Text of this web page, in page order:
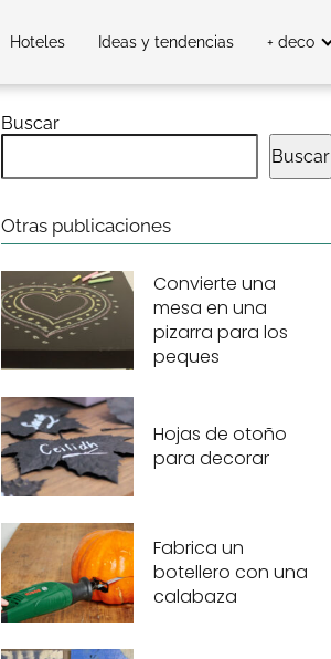
Hoteles Ideas y tendencias + deco
Buscar
Buscar
Otras publicaciones
Convierte una
mesa en una
pizarra para los
peques
Hojas de otoño
para decorar
Fabrica un
botellero con una
calabaza